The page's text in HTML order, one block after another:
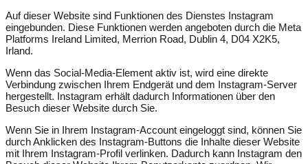
Auf dieser Website sind Funktionen des Dienstes Instagram
eingebunden. Diese Funktionen werden angeboten durch die Meta
Platforms Ireland Limited, Merrion Road, Dublin 4, D04 X2K5,
Irland.
Wenn das Social-Media-Element aktiv ist, wird eine direkte
Verbindung zwischen Ihrem Endgerät und dem Instagram-Server
hergestellt. Instagram erhält dadurch Informationen über den
Besuch dieser Website durch Sie.
Wenn Sie in Ihrem Instagram-Account eingeloggt sind, können Sie
durch Anklicken des Instagram-Buttons die Inhalte dieser Website
mit Ihrem Instagram-Profil verlinken. Dadurch kann Instagram den